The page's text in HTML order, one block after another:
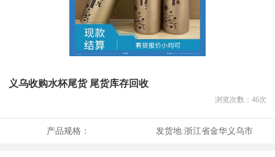
义乌收购水杯尾货 尾货库存回收
浏览次数： 46次
产品规格： 发货地:浙江省金华义乌市